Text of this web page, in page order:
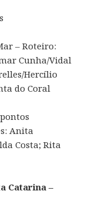
– Roteiro:
Cunha/Vidal
Hercílio
do Coral
Anita
Costa; Rita
Catarina –